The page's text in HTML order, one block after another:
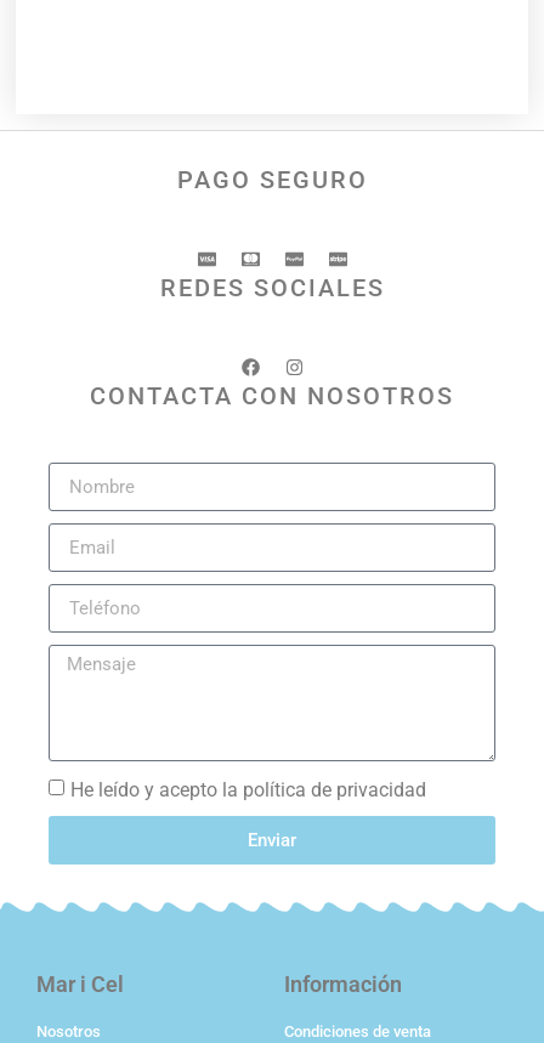
PAGO SEGURO
REDES SOCIALES
CONTACTA CON NOSOTROS
He leído y acepto la política de privacidad
Enviar
Mar i Cel
Nosotros
Información
Condiciones de venta